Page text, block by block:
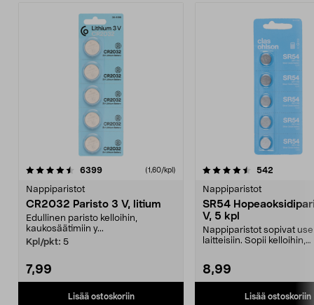
6399arvostelut (1,60/kpl)
Nappiparistot
CR2032 Paristo 3 V, litium
Edullinen paristo kelloihin,
kaukosäätimiin y...
Kpl/pkt: 5
7,99
Lisää ostoskoriin
4.5 viidestä
542
Nappiparistot
SR54
V, 5 kpl
Nappiparistot sopivat
laitteisiin. Sopii kelloihin,
8,99
Lisää ostoskoriin
4.5 viidestä